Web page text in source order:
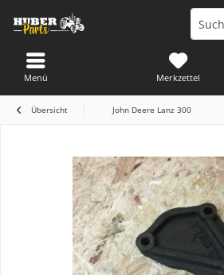
Merkzettel
Menü
Übersicht John Deere Lanz 300